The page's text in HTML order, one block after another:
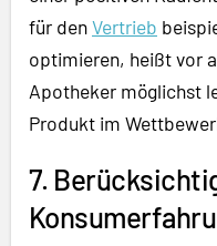
für denVertrieb
optimieren, heißt vor
Apotheker möglichst
Produkt im
7.